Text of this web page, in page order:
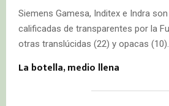
Siemens Gamesa, Inditex e Indra
calificadas de transparentes por la
otras translúcidas (22) y opacas (10).
La botella, medio llena